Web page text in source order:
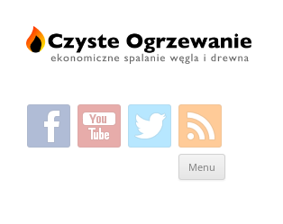
Menu